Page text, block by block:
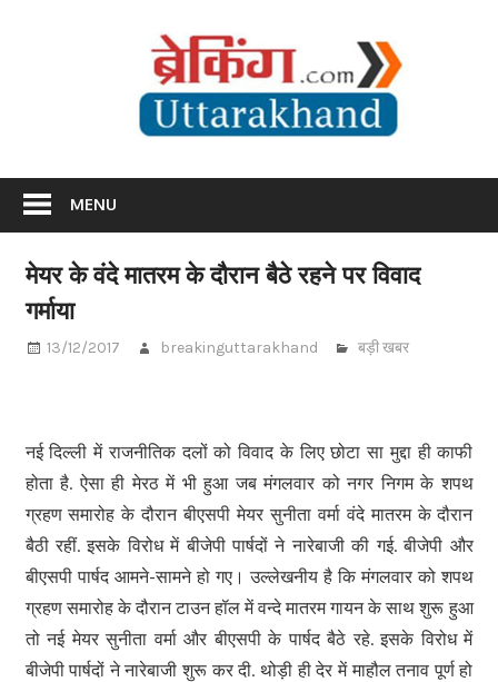
MENU
मेयर के वंदे मातरम के दौरान बैठे रहने पर विवाद
गर्माया
13/12/2017 breakinguttarakhand बड़ी खबर
नई दिल्ली में राजनीतिक दलों को विवाद के लिए छोटा सा मुद्दा ही काफी
होता है. ऐसा ही मेरठ में भी हुआ जब मंगलवार को नगर निगम के शपथ
ग्रहण समारोह के दौरान बीएसपी मेयर सुनीता वर्मा वंदे मातरम के दौरान
बैठी रहीं. इसके विरोध में बीजेपी पार्षदों ने नारेबाजी की गई. बीजेपी और
बीएसपी पार्षद आमने-सामने हो गए। उल्लेखनीय है कि मंगलवार को शपथ
ग्रहण समारोह के दौरान टाउन हॉल में वन्दे मातरम गायन के साथ शुरू हुआ
तो नई मेयर सुनीता वर्मा और बीएसपी के पार्षद बैठे रहे. इसके विरोध में
बीजेपी पार्षदों ने नारेबाजी शुरू कर दी. थोड़ी ही देर में माहौल तनाव पूर्ण हो